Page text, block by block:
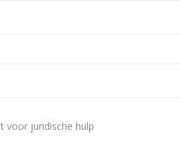
voor juridische hulp